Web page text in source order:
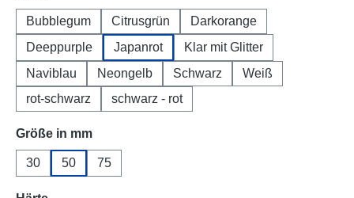
Bubblegum Citrusgrün
Darkorange
Deeppurple
Japanrot
Klar mit Glitter
Naviblau
Neongelb Schwarz
Weiß
rot-schwarz
schwarz - rot
Größe in mmauswählen
30 50 75